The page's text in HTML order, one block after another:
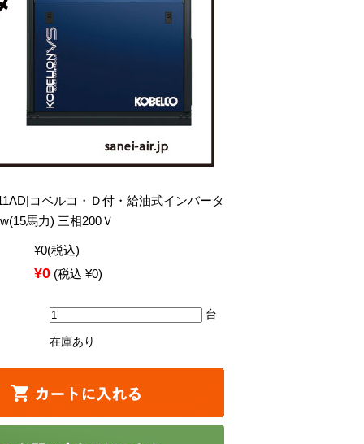
コベルコ・Ｄ付・給油式インバータ
馬力) 三相200Ｖ
¥0(税込)
¥0 (税込 ¥0)
台
在庫あり